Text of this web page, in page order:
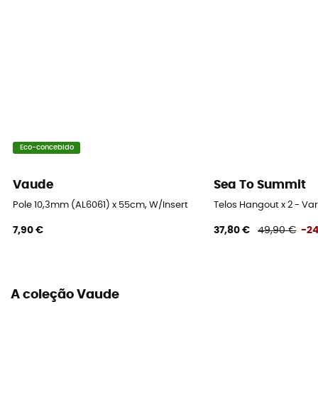
Eco-concebido
Vaude
Pole 10,3mm (AL6061) x 55cm, W/Insert
7,90 €
Sea To Summit
Telos Hangout x 2 -
37,80 € 49,90 € -
A coleção Vaude